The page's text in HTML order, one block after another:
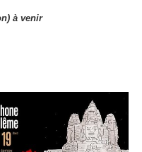
à venir